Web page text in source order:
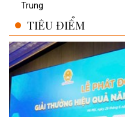
Trung
TIÊU ĐIỂM